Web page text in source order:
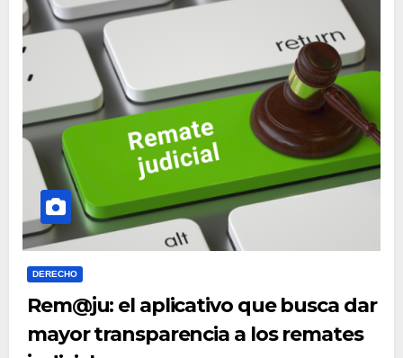
DERECHO
Rem@ju: el aplicativo que busca dar
mayor transparencia a los remates